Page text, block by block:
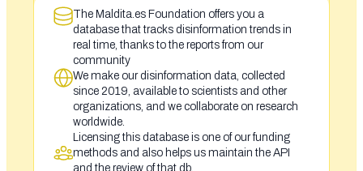
The Maldita.es Foundation offers you a
database that tracks disinformation trends in
real time, thanks to the reports from our
community
We make our disinformation data, collected
since 2019, available to scientists and other
organizations, and we collaborate on research
worldwide.
Licensing this database is one of our funding
methods and also helps us maintain the API
and the review of that db.